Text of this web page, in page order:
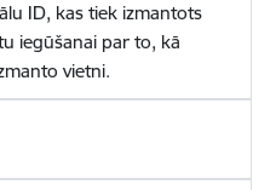
ID, kas tiek izmantots
iegūšanai par to, kā
vietni.